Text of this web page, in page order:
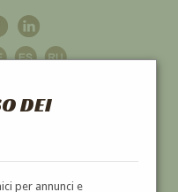
DEI
per annunci e